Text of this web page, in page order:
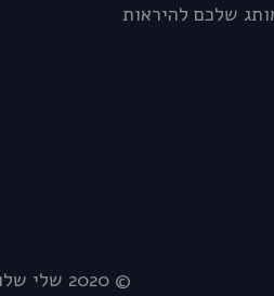
שלכם להיראות
© 2020 שלי שלו מיתוג בידול אסטרטגיה | פיתוח :